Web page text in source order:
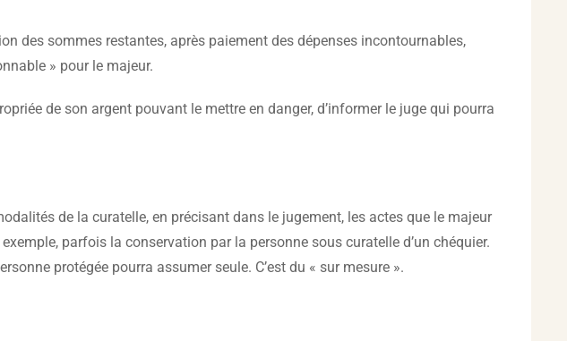
des sommes restantes, après paiement des dépenses incontournables,
» pour le majeur.
de son argent pouvant le mettre en danger, d’informer le juge qui pourra
de la curatelle, en précisant dans le jugement, les actes que le majeur
parfois la conservation par la personne sous curatelle d’un chéquier.
protégée pourra assumer seule. C’est du « sur mesure ».